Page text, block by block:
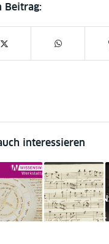
interessieren